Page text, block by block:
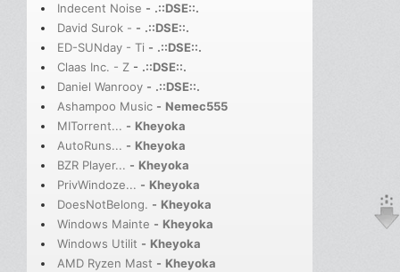
Indecent Noise - .::DSE::.
David Surok - - .::DSE::.
ED-SUNday - Ti - .::DSE::.
Claas Inc. - Z - .::DSE::.
Daniel Wanrooy - .::DSE::.
Ashampoo Music - Nemec555
MITorrent... - Kheyoka
AutoRuns... - Kheyoka
BZR Player... - Kheyoka
PrivWindoze... - Kheyoka
DoesNotBelong. - Kheyoka
Windows Mainte - Kheyoka
Windows Utilit - Kheyoka
AMD Ryzen Mast - Kheyoka